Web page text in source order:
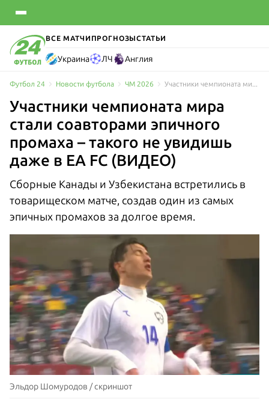
ВСЕ МАТЧИ ПРОГНОЗЫСТАТЬИ
Украина ЛЧ Англия
Футбол 24 Новости футбола ЧМ 2026
Участники чемпионата мира
стали соавторами эпичного
промаха – такого не увидишь
даже в EA FC (ВИДЕО)
Сборные Канады и Узбекистана встретились в
товарищеском матче, создав один из самых
эпичных промахов за долгое время.
Эльдор Шомуродов / скриншот